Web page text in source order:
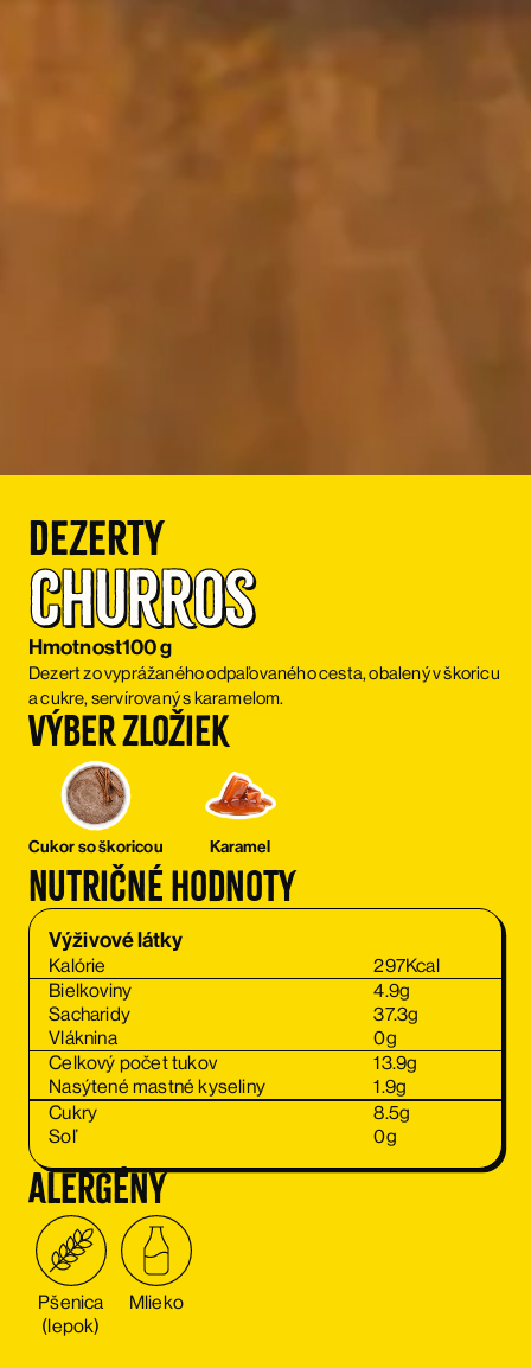
Dezerty
Churros
Hmotnost100 g
Dezert zo vyprážaného odpaľovaného cesta, obalený v škoricu
a cukre, servírovaný s karamelom.
Výber zložiek
Cukor so škoricou Karamel
Nutričné hodnoty
Výživové látky
Kalórie 297Kcal
Bielkoviny
4.9g
Sacharidy
37.3g
Vláknina
0g
Celkový počet tukov
13.9g
Nasýtené mastné kyseliny
1.9g
Cukry
8.5g
Soľ
0g
alergény
Pšenica
(lepok)
Mlieko